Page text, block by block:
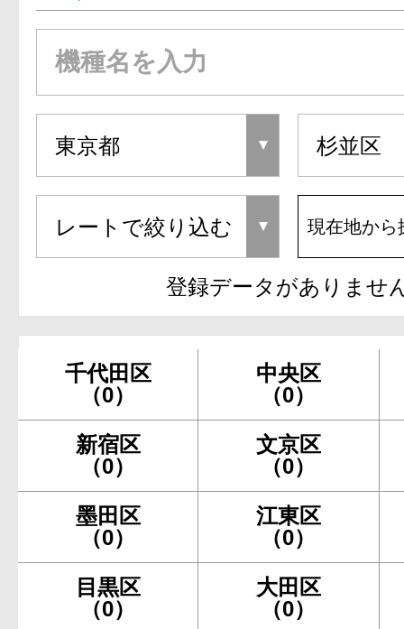
現在地から
登録データがありませ
千代田区
（0）
中央区
（0）
新宿区
（0）
文京区
（0）
墨田区
（0）
江東区
（0）
目黒区
（0）
大田区
（0）